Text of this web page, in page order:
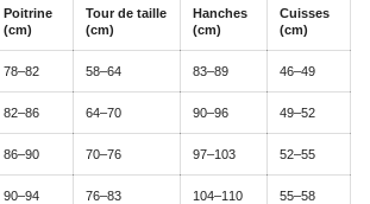
Poitrine
(cm)
Tour de taille
(cm)
Hanches
(cm)
Cuisses
(cm)
78–82 58–64 83–89 46–49
82–86 64–70 90–96 49–52
86–90 70–76 97–103 52–55
90–94 76–83 104–110 55–58